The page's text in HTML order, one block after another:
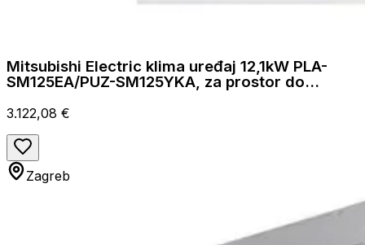
Mitsubishi Electric klima uređaj 12,1kW PLA-
SM125EA/PUZ-SM125YKA, za prostor do
3.122,08 €
Zagreb